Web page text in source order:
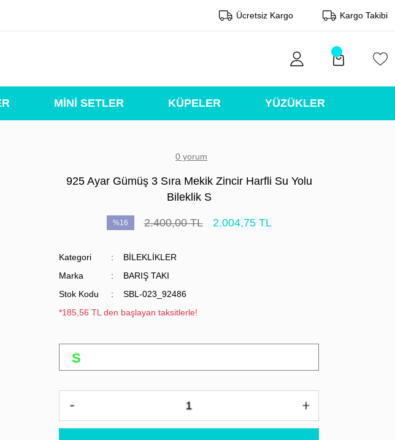
Ücretsiz Kargo Kargo Takibi
MİNİ SETLER KÜPELER YÜZÜKLER
0 yorum
925 Ayar Gümüş 3 Sıra Mekik Zincir Harfli Su Yolu
Bileklik S
%16 2.400,00 TL 2.004,75 TL
Kategori
BİLEKLİKLER
Marka
BARIŞ TAKI
Stok Kodu
SBL-023_92486
*185,56 TL den başlayan taksitlerle!